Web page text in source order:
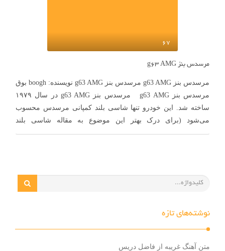
67
مرسدس بنز g63 AMG
مرسدس بنز g63 AMG مرسدس بنز g63 AMG نویسنده: boogh بوق
مرسدس بنز g63 AMG مرسدس بنز g63 AMG در سال ۱۹۷۹
ساخته شد. این خودرو تنها شاسی بلند کمپانی مرسدس محسوب
می‌شود (برای درک بهتر این موضوع به مقاله شاسی بلند
واقعی رجوع کنید). این خودرو در طی سال‌ها چند بار …
نوشته‌های تازه
متن آهنگ غریبه از فاضل دریس